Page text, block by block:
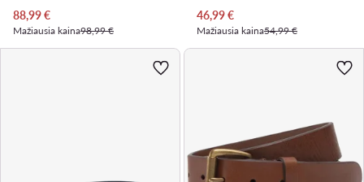
Dabartinė kaina
88,99€
Mažiausia kaina98,99 €
Dabartinė kaina
46,99€
Mažiausia kaina54,99 €